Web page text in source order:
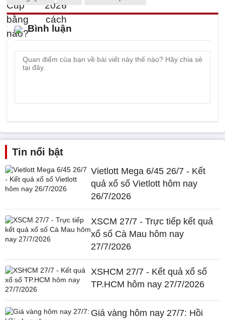
Bình luận
Tin nổi bật
Vietlott Mega 6/45 26/7 - Kết
quả xổ số Vietlott hôm nay
26/7/2026
XSCM 27/7 - Trực tiếp kết quả
xổ số Cà Mau hôm nay
27/7/2026
XSHCM 27/7 - Kết quả xổ số
TP.HCM hôm nay 27/7/2026
Giá vàng hôm nay 27/7: Hồi